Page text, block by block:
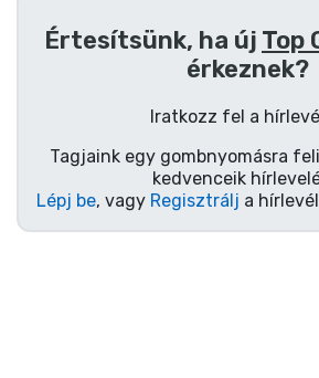
Értesítsünk, ha új Top
érkeznek?
Iratkozz fel a
Tagjaink egy gombnyomásra
kedvenceik
Lépj be, vagy Regisztrálj a
Sorozatos cuccok
Mesés cuccok
Animés cuccok